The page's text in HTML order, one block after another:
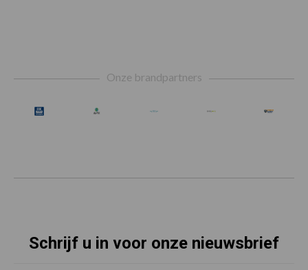
Onze brandpartners
Schrijf u in voor onze nieuwsbrief